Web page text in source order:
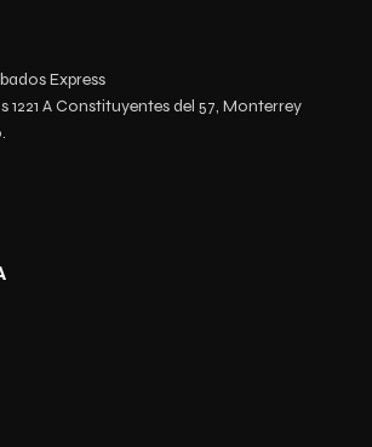
Express
A Constituyentes del 57, Monterrey